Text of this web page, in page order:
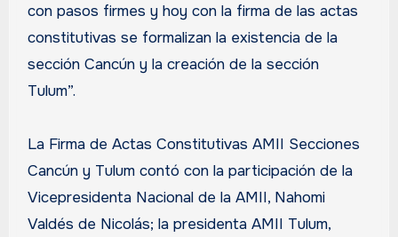
con pasos firmes y hoy con la firma de las actas
constitutivas se formalizan la existencia de la
sección Cancún y la creación de la sección
Tulum”.
La Firma de Actas Constitutivas AMII Secciones
Cancún y Tulum contó con la participación de la
Vicepresidenta Nacional de la AMII, Nahomi
Valdés de Nicolás; la presidenta AMII Tulum,